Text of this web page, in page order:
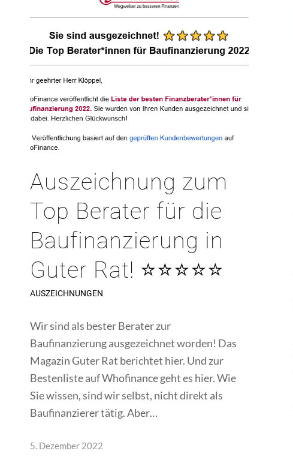
Auszeichnung zum
Top Berater für die
Baufinanzierung in
Guter Rat! ⭐⭐⭐⭐⭐
AUSZEICHNUNGEN
Wir sind als bester Berater zur
Baufinanzierung ausgezeichnet worden! Das
Magazin Guter Rat berichtet hier. Und zur
Bestenliste auf Whofinance geht es hier. Wie
Sie wissen, sind wir selbst, nicht direkt als
Baufinanzierer tätig. Aber…
5. Dezember 2022